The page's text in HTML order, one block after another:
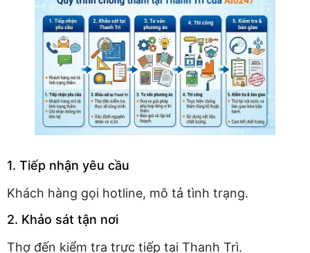
1. Tiếp nhận yêu cầu
Khách hàng gọi hotline, mô tả tình trạng.
2. Khảo sát tận nơi
Thợ đến kiểm tra trực tiếp tại Thanh Trì.